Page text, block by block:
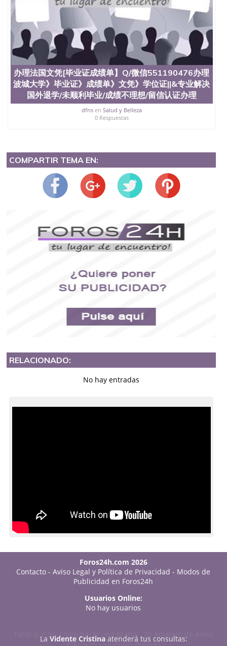
办理法国文凭[毕业证成绩单】Q/微信551190476办理
波城大学》毕业证》成绩单》文凭》学位证||&专业解决
国外退学/未顺利毕业/成绩不理想/留信认证办理
dfnsen Salud y Belleza
0 Respuestas
COMPARTIR TEMA EN:
RELACIONADO:
No hay entradas
Foros24h.com 2026
Contacto -Aviso Legal y Política de Privacidad - Modos de
Publicidad en Foros24h
Usuarios Online:
No hay usuarios
Tarot sí o no: cómo hacer una tirada-
20 Amarres de Amor
Efectivos-Videntes Buenas
La Vidente Cristinaatenderá tus consultas: